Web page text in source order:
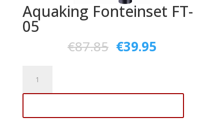
Aquaking Fonteinset FT-
05
€87.85 €39.95
Fonteinset
FT-
aantal